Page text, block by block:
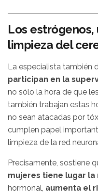
Los
limpieza del
La especialista también
participan en la
no sólo la hora de que
también trabajan estas
no sean atacadas por
cumplen papel
limpieza de la red
Precisamente, sostiene
mujeres tiene lugar la
hormonal, aumenta el